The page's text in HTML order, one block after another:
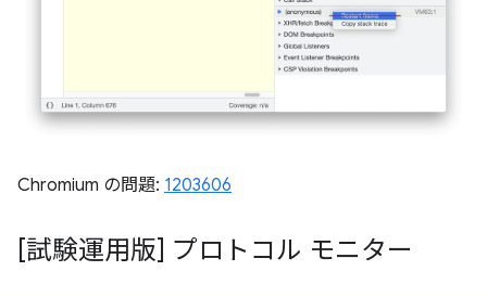
Chromium の問題: 1203606
[試験運用版] プロトコル モニター